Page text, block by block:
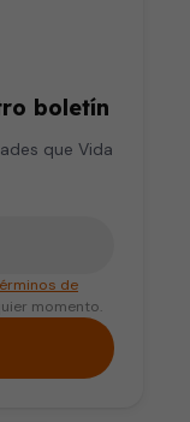
boletín
que Vida
de
momento.